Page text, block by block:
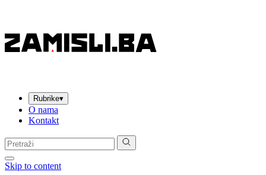
Rubrike▾
O nama
Kontakt
Pretraga:
Skip to content